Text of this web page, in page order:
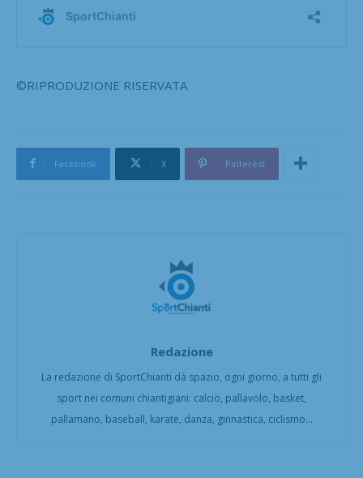
©RIPRODUZIONE RISERVATA
Facebook X Pinterest
Redazione
La redazione di SportChianti dà spazio, ogni giorno, a tutti gli
sport nei comuni chiantigiani: calcio, pallavolo, basket,
pallamano, baseball, karate, danza, ginnastica, ciclismo...